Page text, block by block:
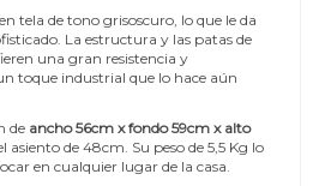
tela de tono grisoscuro, lo que le da
La estructura y las patas de
una gran resistencia y
toque industrial que lo hace aún
de ancho 56cm x fondo 59cm x alto
asiento de 48cm. Su peso de 5,5 Kg lo
en cualquier lugar de la casa.